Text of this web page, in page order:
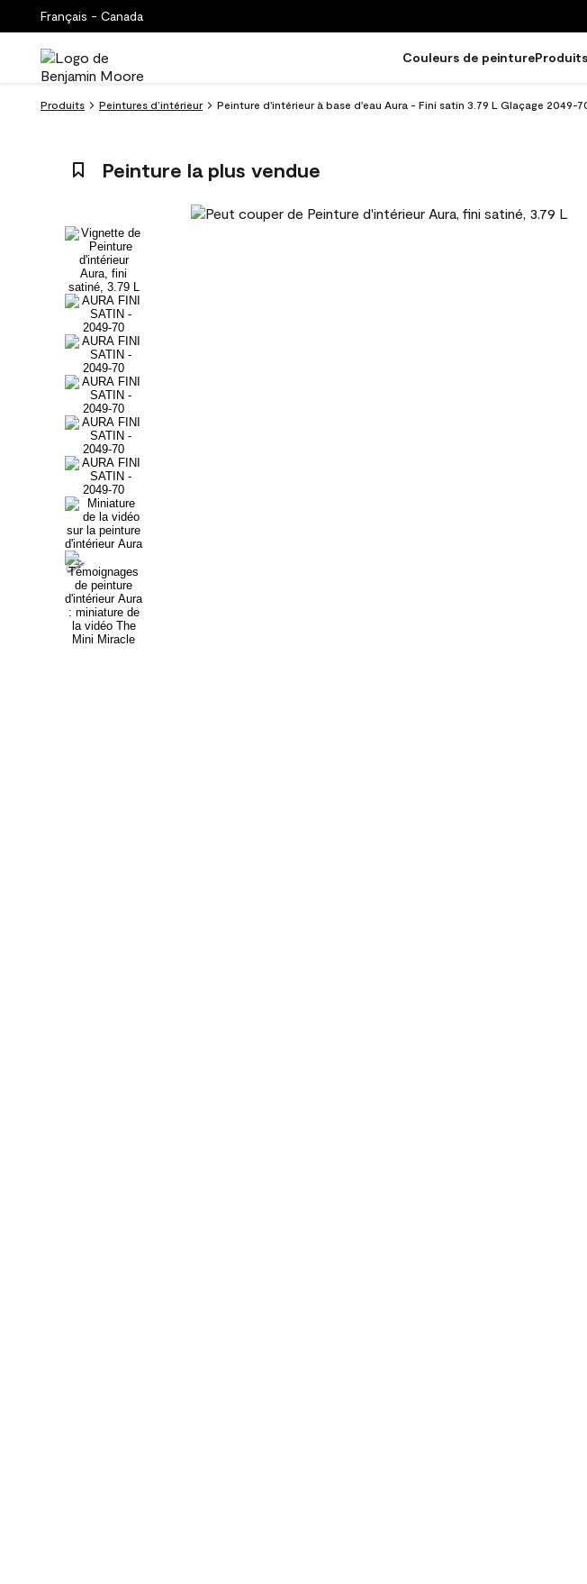
Français - Canada
Couleurs de peintureProduits
Produits Peintures d’intérieur Peinture d'intérieur à base d'eau Aura - Fini satin 3.79 L Glaçage 2049-
Peinture la plus vendue